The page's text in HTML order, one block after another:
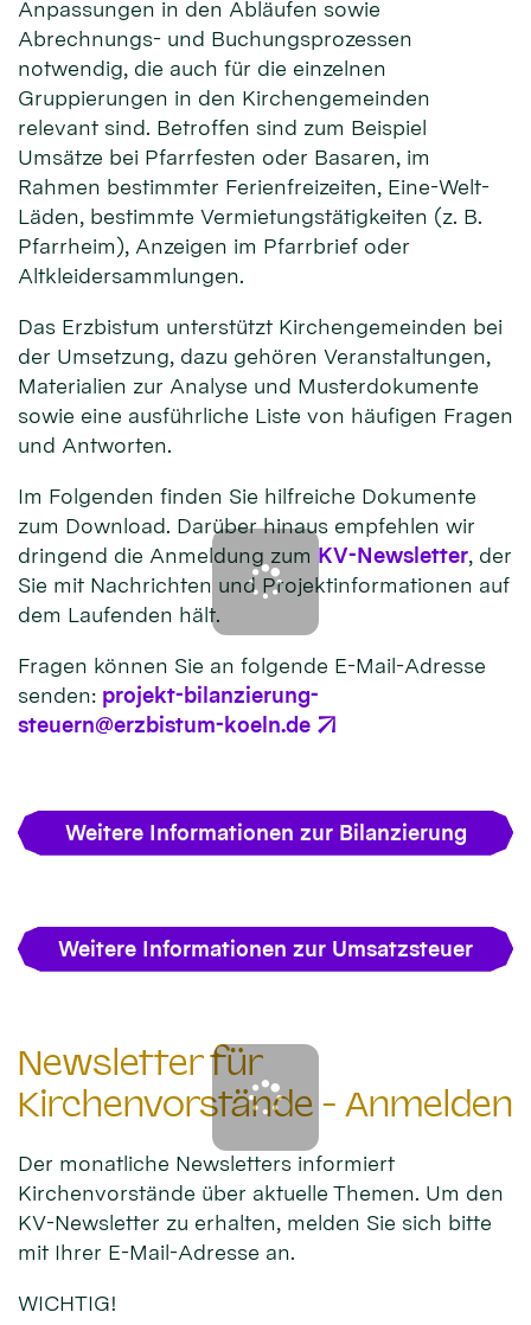
Anpassungen in den Abläufen sowie
Abrechnungs- und Buchungsprozessen
notwendig, die auch für die einzelnen
Gruppierungen in den Kirchengemeinden
relevant sind. Betroffen sind zum Beispiel
Umsätze bei Pfarrfesten oder Basaren, im
Rahmen bestimmter Ferienfreizeiten, Eine-Welt-
Läden, bestimmte Vermietungstätigkeiten (z. B.
Pfarrheim), Anzeigen im Pfarrbrief oder
Altkleidersammlungen.
Das Erzbistum unterstützt Kirchengemeinden bei
der Umsetzung, dazu gehören Veranstaltungen,
Materialien zur Analyse und Musterdokumente
sowie eine ausführliche Liste von häufigen Fragen
und Antworten.
Im Folgenden finden Sie hilfreiche Dokumente
zum Download. Darüber hinaus empfehlen wir
dringend die Anmeldung zum KV-Newsletter, der
Sie mit Nachrichten und Projektinformationen auf
dem Laufenden hält.
Fragen können Sie an folgende E-Mail-Adresse
senden: projekt-bilanzierung-
steuern@erzbistum-koeln.de
Weitere Informationen zur Bilanzierung
Weitere Informationen zur Umsatzsteuer
Newsletter für
Kirchenvorstände - Anmelden
Der monatliche Newsletters informiert
Kirchenvorstände über aktuelle Themen. Um den
KV-Newsletter zu erhalten, melden Sie sich bitte
mit Ihrer E-Mail-Adresse an.
WICHTIG!